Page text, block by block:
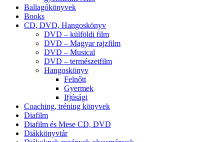
Ballagókönyvek
Books
CD, DVD, Hangoskönyv
DVD – külföldi film
DVD – Magyar rajzfilm
DVD – Musical
DVD – természetfilm
Hangoskönyv
Felnőtt
Gyermek
Ifjúsági
Coaching, tréning könyvek
Diafilm
Diafilm és Mese CD, DVD
Diákkönyvtár